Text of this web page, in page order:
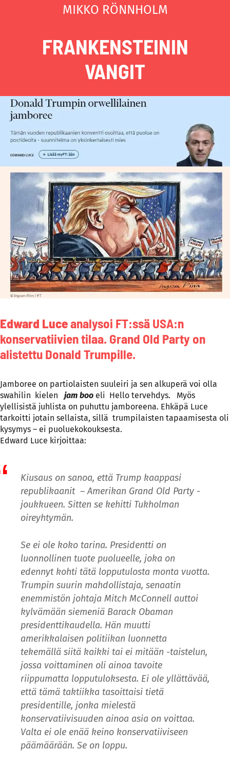
MIKKO RÖNNHOLM
FRANKENSTEININ
VANGIT
Edward Luceanalysoi FT:ssä USA:n
konservatiivien tilaa. Grand Old Party on
alistettu Donald Trumpille.
Jamboree on partiolaisten suuleiri ja sen alkuperä voi olla
swahilin kielen
jam boo eli Hello tervehdys. Myös
ylellisistä juhlista on puhuttu jamboreena. Ehkäpä Luce
tarkoitti jotain sellaista, sillä trumpilaisten tapaamisesta oli
kysymys – ei puoluekokouksesta.
Edward Luce kirjoittaa:
Kiusaus on sanoa, että Trump kaappasi
republikaanit – Amerikan Grand Old Party -
joukkueen. Sitten se kehitti Tukholman
oireyhtymän.
Se ei ole koko tarina. Presidentti on
luonnollinen tuote puolueelle, joka on
edennyt kohti tätä lopputulosta monta vuotta.
Trumpin suurin mahdollistaja, senaatin
enemmistön johtaja Mitch McConnell auttoi
kylvämään siemeniä Barack Obaman
presidenttikaudella. Hän muutti
amerikkalaisen politiikan luonnetta
tekemällä siitä kaikki tai ei mitään -taistelun,
jossa voittaminen oli ainoa tavoite
riippumatta lopputuloksesta. Ei ole yllättävää,
että tämä taktiikka tasoittaisi tietä
presidentille, jonka mielestä
konservatiivisuuden ainoa asia on voittaa.
Valta ei ole enää keino konservatiiviseen
päämäärään. Se on loppu.